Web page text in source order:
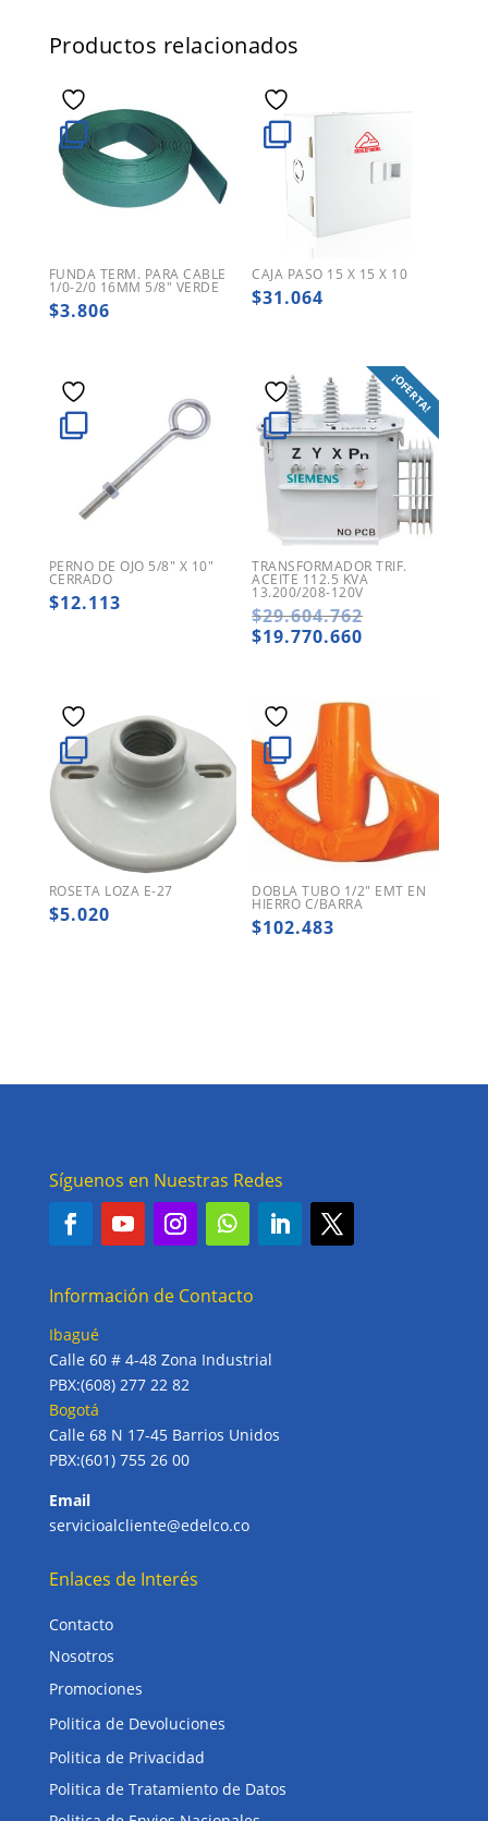
Productos relacionados
FUNDA TERM. PARA CABLE
1/0-2/0 16MM 5/8″ VERDE
$3.806
CAJA PASO 15 X 15 X 10
$31.064
PERNO DE OJO 5/8″ X 10″
CERRADO
$12.113
¡OFERTA!
TRANSFORMADOR TRIF.
ACEITE 112.5 KVA
13.200/208-120V
$29.604.762El
$19.770.660
$19.770.660.
ROSETA LOZA E-27
$5.020
DOBLA TUBO 1/2″ EMT EN
HIERRO C/BARRA
$102.483
Síguenos en Nuestras Redes
Información de Contacto
Ibagué
Calle 60 # 4-48 Zona Industrial
PBX:(608) 277 22 82
Bogotá
Calle 68 N 17-45 Barrios Unidos
PBX:(601) 755 26 00
Email
servicioalcliente@edelco.co
Enlaces de Interés
Contacto
Nosotros
Promociones
Politica de Devoluciones
Politica de Privacidad
Politica de Tratamiento de Datos